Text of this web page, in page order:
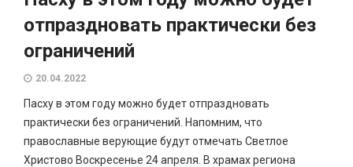
отпраздновать практически без
ограничений
20.04.2022
Пасху в этом году можно будет отпраздновать
практически без ограничений. Напомним, что
православные верующие будут отмечать Светлое
Христово Воскресенье 24 апреля. В храмах региона